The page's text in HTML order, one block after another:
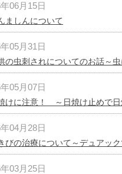
06月15日
ましんについて
05月31日
の虫刺されについてのお話～
05月07日
けに注意！ ～日焼け止めで日
04月28日
びの治療について～デュアッ
03月25日